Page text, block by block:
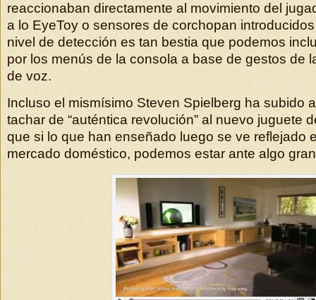
reaccionaban directamente al movimiento del
a lo EyeToy o sensores de corchopan
nivel de detección es tan bestia que podemos
por los menús de la consola a base de gestos de
de voz.
Incluso el mismísimo Steven Spielberg ha subido
tachar de “auténtica revolución” al nuevo juguete
que si lo que han enseñado luego se ve reflejado
mercado doméstico, podemos estar ante algo